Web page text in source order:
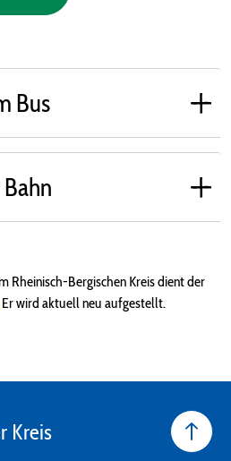
Bus
Rheinisch-Bergischen Kreis dient der
Er wird aktuell neu aufgestellt.
Kreis